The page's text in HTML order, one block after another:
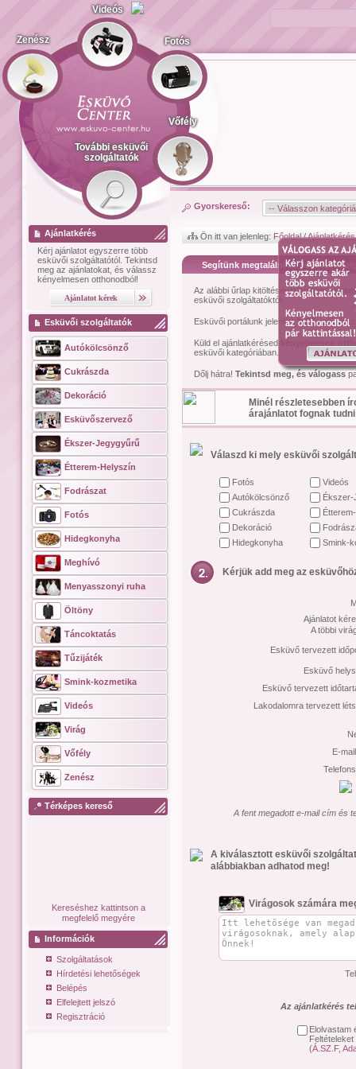
Zenész
Videós
Fotós
Vőfély
További esküvői
szolgáltatók
Ajánlatkérés
Kérj ajánlatot egyszerre több
esküvői szolgáltatótól. Tekintsd
meg az ajánlatokat, és válassz
kényelmesen otthonodból!
Esküvői szolgáltatók
Autókölcsönző
Cukrászda
Dekoráció
Esküvőszervező
Ékszer-Jegygyűrű
Étterem-Helyszín
Fodrászat
Fotós
Hidegkonyha
Meghívó
Menyasszonyi ruha
Öltöny
Táncoktatás
Tűzijáték
Smink-kozmetika
Videós
Virág
Vőfély
Zenész
Térképes kereső
Kereséshez kattintson a
megfelelő megyére
Információk
Szolgáltatások
Hírdetési lehetőségek
Belépés
Elfelejtett jelszó
Regisztráció
Gyorskereső:
Ön itt van jelenleg: Főoldal/Ajánlatkérés
Segítünk megtalálni az esküvői
Az alábbi űrlap kitöltésével kérhetsz
esküvői szolgáltatóktól.
Esküvői portálunk jelenleg 1474esküvői
Küld el ajánlatkérésed
esküvői kategóriában.
Dőlj hátra! Tekintsd meg, és válogass
Minél részletesebben
árajánlatot fognak
Válaszd ki mely esküvői
Fotós
Videós
Autókölcsönző
Ékszer-
Cukrászda
Dekoráció
Hidegkonyha
Smink-
Kérjük add meg az
Ajánlatot
A többi
Esküvő tervezett
Esküvő
Esküvő tervezett
Lakodalomra tervezett
E-
A fent megadott e-mail cím és
A kiválasztott esküvői
alábbiakban adhatod meg!
Virágosok számára
Az ajánlatkérés
Elolvastam
(Á.SZ.F,